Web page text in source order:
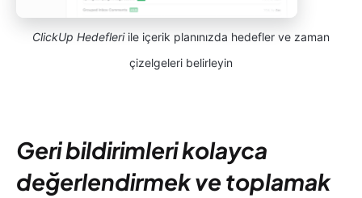
ClickUp Hedefleriile içerik planınızda hedefler ve zaman
çizelgeleri belirleyin
Geri bildirimleri kolayca
değerlendirmek ve toplamak